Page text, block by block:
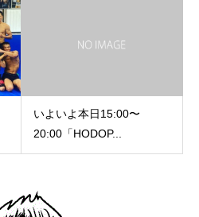
いよいよ本日15:00〜
20:00「HODOP...